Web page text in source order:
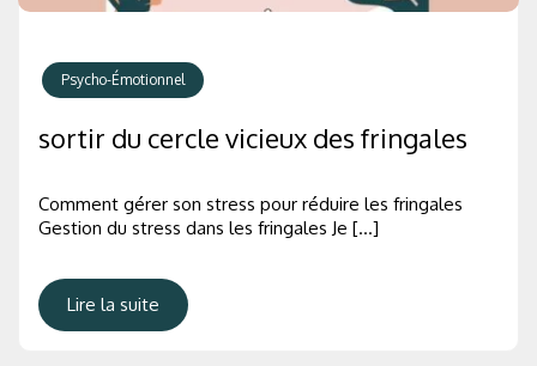
Psycho-Émotionnel
sortir du cercle vicieux des fringales
Comment gérer son stress pour réduire les fringales
Gestion du stress dans les fringales Je […]
Lire la suite